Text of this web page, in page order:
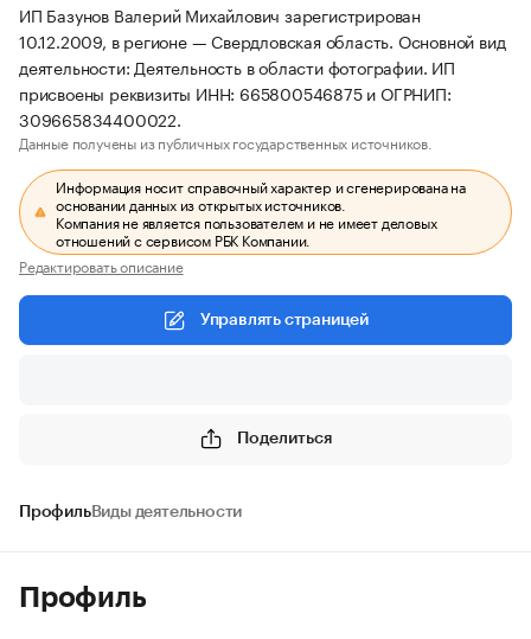
ИП Базунов Валерий Михайлович зарегистрирован
10.12.2009, в регионе — Свердловская область. Основной вид
деятельности: Деятельность в области фотографии. ИП
присвоены реквизиты ИНН: 665800546875 и ОГРНИП:
309665834400022.
Данные получены из публичных государственных источников.
Информация носит справочный характер и сгенерирована на
основании данных из открытых источников.
Компания не является пользователем и не имеет деловых
отношений с сервисом РБК Компании.
Редактировать описание
Управлять страницей
Поделиться
ПрофильВиды деятельности
Профиль